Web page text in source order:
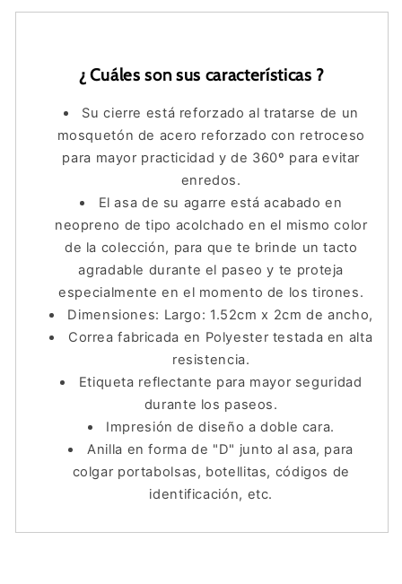
¿ Cuáles son sus características ?
Su cierre está reforzado al tratarse de un
mosquetón de acero reforzado con retroceso
para mayor practicidad y de 360º para evitar
enredos.
El asa de su agarre está acabado en
neopreno de tipo acolchado en el mismo color
de la colección, para que te brinde un tacto
agradable durante el paseo y te proteja
especialmente en el momento de los tirones.
Dimensiones: Largo: 1.52cm x 2cm de ancho,
Correa fabricada en Polyester testada en alta
resistencia.
Etiqueta reflectante para mayor seguridad
durante los paseos.
Impresión de diseño a doble cara.
Anilla en forma de "D" junto al asa, para
colgar portabolsas, botellitas, códigos de
identificación, etc.